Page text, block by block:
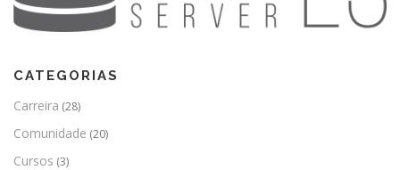
CATEGORIAS
Carreira (28)
Comunidade (20)
Cursos (3)